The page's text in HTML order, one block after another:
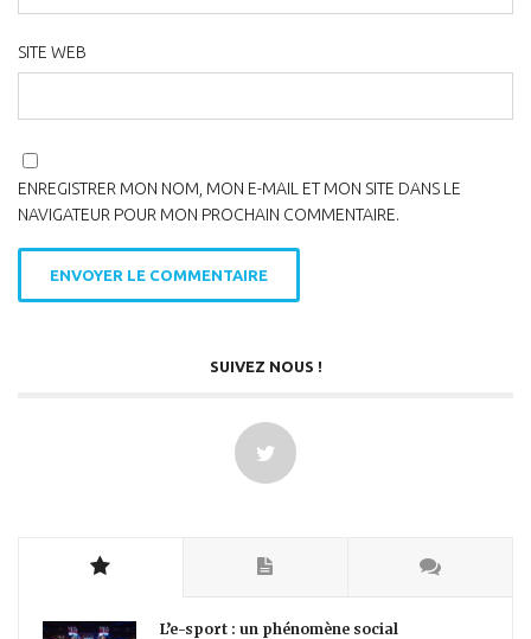
SITE WEB
ENREGISTRER MON NOM, MON E-MAIL ET MON SITE DANS LE
NAVIGATEUR POUR MON PROCHAIN COMMENTAIRE.
SUIVEZ NOUS !
L’e-sport : un phénomène social